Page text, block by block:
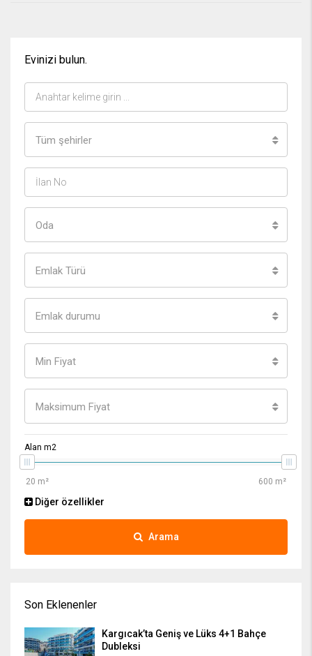
Evinizi bulun.
Tüm şehirler
Oda
Emlak Türü
Emlak durumu
Min Fiyat
Maksimum Fiyat
Alan m2
Diğer özellikler
Arama
Son Eklenenler
Kargıcak’ta Geniş ve Lüks 4+1 Bahçe
Dubleksi